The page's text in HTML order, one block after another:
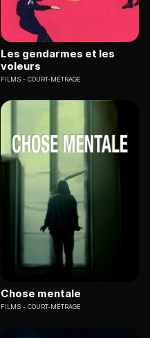
Les gendarmes et les
voleurs
FILMS COURT-MÉTRAGE
Chose mentale
FILMS COURT-MÉTRAGE